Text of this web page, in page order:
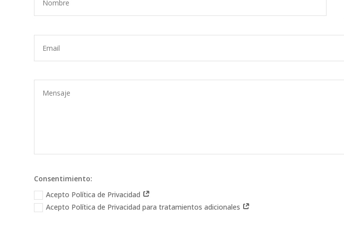
Consentimiento:
Acepto Política de Privacidad
Acepto Política de Privacidad para tratamientos adicionales